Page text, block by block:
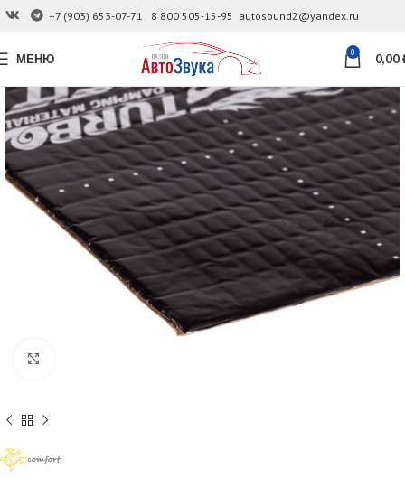
+7 (903) 653-07-71 8 800 505-15-95 autosound2@yandex.ru
МЕНЮ 0 0,00